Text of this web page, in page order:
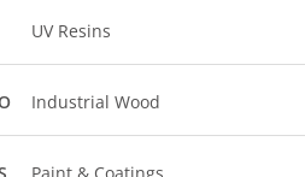
UV Resins
Industrial Wood
Paint & Coatings